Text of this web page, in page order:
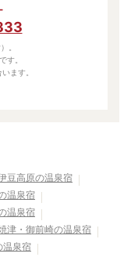
。
す。
ます。
豆高原の温泉宿
温泉宿
温泉宿
津・御前崎の温泉宿
温泉宿